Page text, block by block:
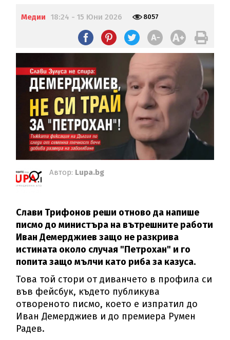
Медии 18:24 - 15 Юни 2026 8057
Автор: Lupa.bg
Слави Трифонов реши отново да напише
писмо до министъра на вътрешните работи
Иван Демерджиев защо не разкрива
истината около случая "Петрохан" и го
попита защо мълчи като риба за казуса.
Това той стори от диванчето в профила си
във фейсбук, където публикува
отвореното писмо, което е изпратил до
Иван Демерджиев и до премиера Румен
Радев.